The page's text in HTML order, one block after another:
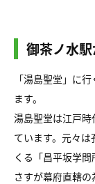
御茶ノ水
「湯島聖堂」に
ます。
湯島聖堂は江戸
ています。元々
くる「昌平坂学問
さすが幕府直轄